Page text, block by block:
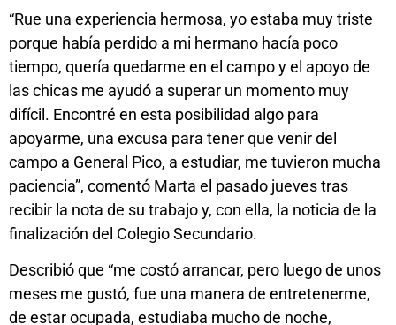
“Rue una experiencia hermosa, yo estaba muy triste
porque había perdido a mi hermano hacía poco
tiempo, quería quedarme en el campo y el apoyo de
las chicas me ayudó a superar un momento muy
difícil. Encontré en esta posibilidad algo para
apoyarme, una excusa para tener que venir del
campo a General Pico, a estudiar, me tuvieron mucha
paciencia”, comentó Marta el pasado jueves tras
recibir la nota de su trabajo y, con ella, la noticia de la
finalización del Colegio Secundario.
Describió que “me costó arrancar, pero luego de unos
meses me gustó, fue una manera de entretenerme,
de estar ocupada, estudiaba mucho de noche,